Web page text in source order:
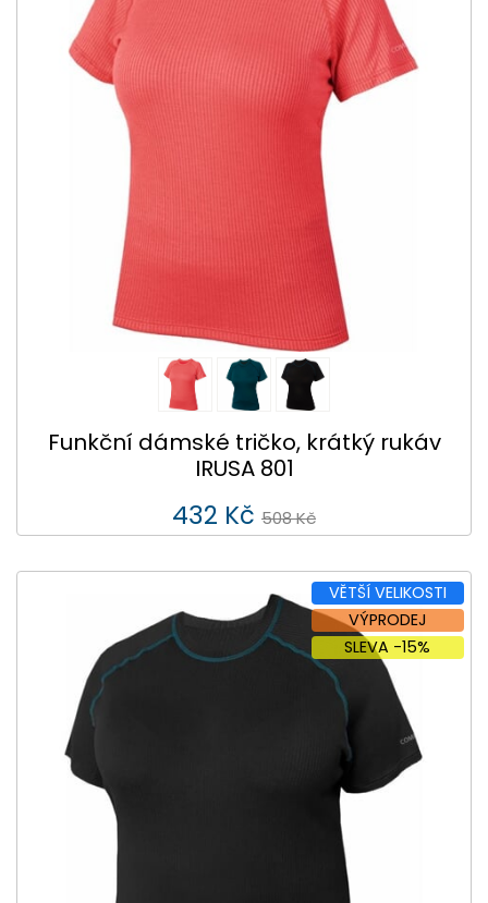
Funkční dámské tričko, krátký rukáv
IRUSA 801
432 Kč 508 Kč
VĚTŠÍ VELIKOSTI
VÝPRODEJ
SLEVA -15%